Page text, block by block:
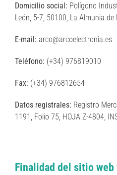
Domicilio social: Polígono
León, 5-7, 50100, La Almunia
E-mail: arco@arcoelectronia.es
Teléfono: (+34) 976819010
Fax: (+34) 976812654
Datos registrales: Registro
1191, Folio 75, HOJA Z-4804,
Finalidad del sitio web